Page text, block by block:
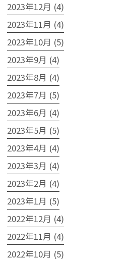
2023年12月 (4)
2023年11月 (4)
2023年10月 (5)
2023年9月 (4)
2023年8月 (4)
2023年7月 (5)
2023年6月 (4)
2023年5月 (5)
2023年4月 (4)
2023年3月 (4)
2023年2月 (4)
2023年1月 (5)
2022年12月 (4)
2022年11月 (4)
2022年10月 (5)